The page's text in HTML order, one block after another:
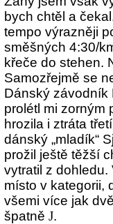
bych chtěl a
tempo výrazněji
směšných 4:30/
křeče do stehen.
Samozřejmě se
Dánský závodník
prolétl mi zorným
hrozila i ztráta
dánský „mladík“
prožil ještě těžší
vytratil z
místo v kategorii,
všemi více jak
špatně J.